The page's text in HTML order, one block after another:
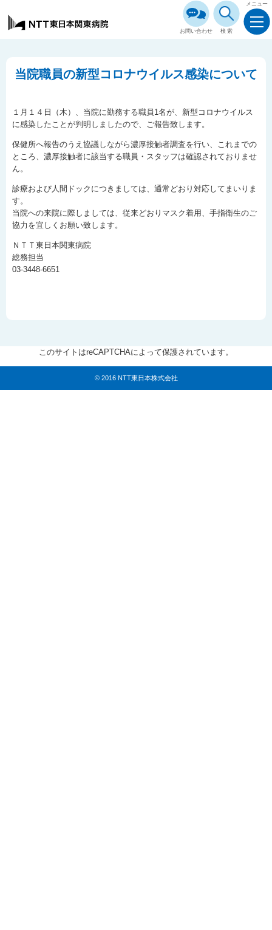
お問い合わせ 検索
メニュー
当院職員の新型コロナウイルス感染について
１月１４日（木）、当院に勤務する職員1名が、新型コロナウイルス
に感染したことが判明しましたので、ご報告致します。
保健所へ報告のうえ協議しながら濃厚接触者調査を行い、これまでの
ところ、濃厚接触者に該当する職員・スタッフは確認されておりませ
ん。
診療および人間ドックにつきましては、通常どおり対応してまいりま
す。
当院への来院に際しましては、従来どおりマスク着用、手指衛生のご
協力を宜しくお願い致します。
ＮＴＴ東日本関東病院
総務担当
03-3448-6651
このサイトはreCAPTCHAによって保護されています。
© 2016 NTT東日本株式会社